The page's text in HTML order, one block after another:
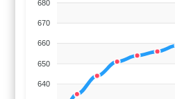
680
670
660
650
640